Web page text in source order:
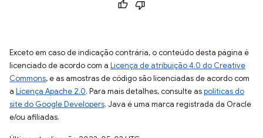
Exceto em caso de indicação contrária, o conteúdo desta página é
licenciado de acordo com a Licença de atribuição 4.0 do Creative
Commons, e as amostras de código são licenciadas de acordo com
a Licença Apache 2.0. Para mais detalhes, consulte aspolíticas do
site do Google Developers. Java é uma marca registrada da Oracle
e/ou afiliadas.